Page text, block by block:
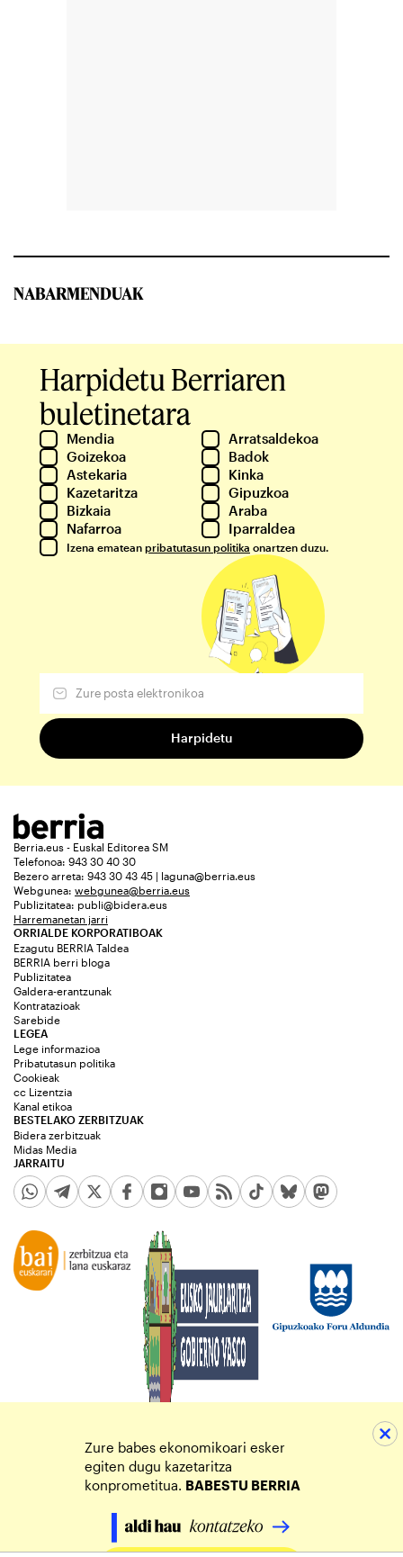
NABARMENDUAK
Harpidetu Berriaren
buletinetara
Mendia
Arratsaldekoa
Goizekoa
Badok
Astekaria
Kinka
Kazetaritza
Gipuzkoa
Bizkaia
Araba
Nafarroa
Iparraldea
Izena ematean pribatutasun politika onartzen duzu.
Berria.eus - Euskal Editorea SM
Telefonoa: 943 30 40 30
Bezero arreta: 943 30 43 45 | laguna@berria.eus
Webgunea: webgunea@berria.eus
Publizitatea: publi@bidera.eus
Harremanetan jarri
ORRIALDE KORPORATIBOAK
Ezagutu BERRIA Taldea
BERRIA berri bloga
Publizitatea
Galdera-erantzunak
Kontratazioak
Sarebide
JARRAITU
LEGEA
Lege informazioa
Pribatutasun politika
Cookieak
cc Lizentzia
Kanal etikoa
BESTELAKO ZERBITZUAK
Bidera zerbitzuak
Midas Media
Zure babes ekonomikoari esker
egiten dugu kazetaritza
konprometitua. BABESTU BERRIA